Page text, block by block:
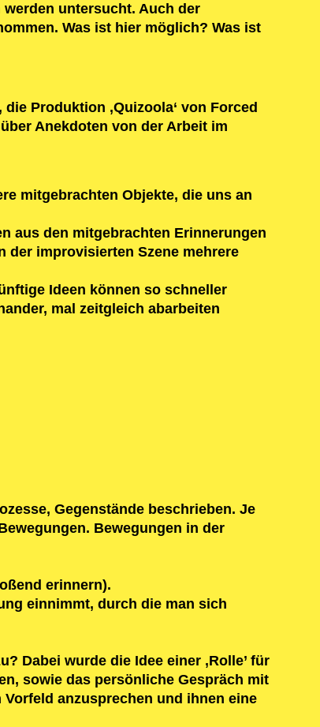
untersucht. Auch der
Was ist hier möglich? Was ist
Produktion ‚Quizoola‘ von Forced
Anekdoten von der Arbeit im
mitgebrachten Objekte, die uns an
aus den mitgebrachten Erinnerungen
der improvisierten Szene mehrere
Ideen können so schneller
mal zeitgleich abarbeiten
Gegenstände beschrieben. Je
Bewegungen in der
erinnern).
einnimmt, durch die man sich
Dabei wurde die Idee einer ‚Rolle’ für
sowie das persönliche Gespräch mit
anzusprechen und ihnen eine